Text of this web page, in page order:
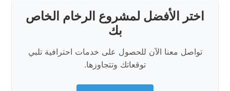
اختر الأفضل لمشروع الرخام الخاص
بك
تواصل معنا الآن للحصول على خدمات احترافية تلبي
توقعاتك وتتجاوزها.